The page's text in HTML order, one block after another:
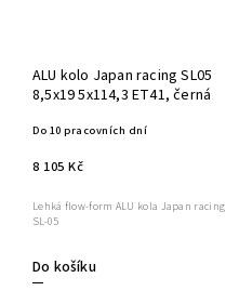
ALU kolo Japan racing SL05
8,5x19 5x114,3 ET41, černá
Do 10 pracovních dní
8 105 Kč
Do košíku
Lehká flow-form ALU kola Japan racing
SL-05